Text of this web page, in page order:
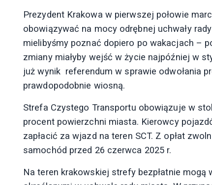
Prezydent Krakowa w pierwszej połowie
obowiązywać na mocy odrębnej uchwały
mielibyśmy poznać dopiero po wakacjach –
zmiany miałyby wejść w życie najpóźniej w
już wynik referendum w sprawie odwołania
prawdopodobnie wiosną.
Strefa Czystego Transportu obowiązuje w
procent powierzchni miasta. Kierowcy
zapłacić za wjazd na teren SCT. Z opłat
samochód przed 26 czerwca 2025 r.
Na teren krakowskiej strefy bezpłatnie